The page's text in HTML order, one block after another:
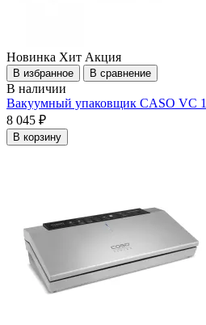
Новинка Хит Акция
В избранное В сравнение
В наличии
Вакуумный упаковщик CASO VC
8 045 ₽
В корзину